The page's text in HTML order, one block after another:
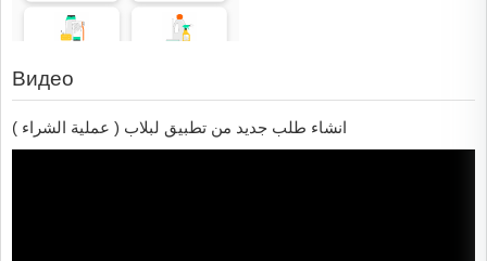
Видео
انشاء طلب جديد من تطبيق لبلاب ( عملية الشراء )